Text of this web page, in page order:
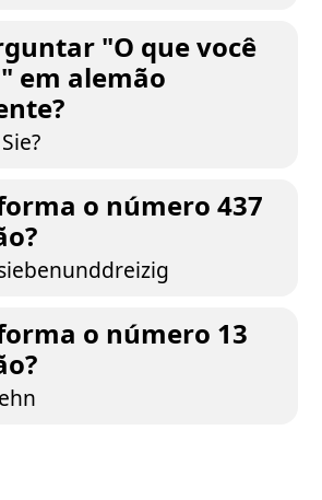
"O que você
em alemão
o número 437
o número 13